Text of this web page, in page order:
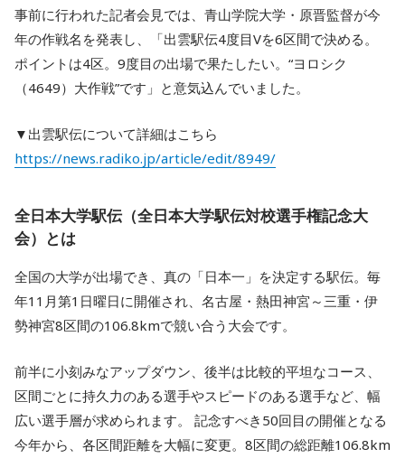
事前に行われた記者会見では、青山学院大学・原晋監督が今
年の作戦名を発表し、「出雲駅伝4度目Vを6区間で決める。
ポイントは4区。9度目の出場で果たしたい。“ヨロシク
（4649）大作戦”です」と意気込んでいました。
▼出雲駅伝について詳細はこちら
https://news.radiko.jp/article/edit/8949/
全日本大学駅伝（全日本大学駅伝対校選手権記念大
会）とは
全国の大学が出場でき、真の「日本一」を決定する駅伝。毎
年11月第1日曜日に開催され、名古屋・熱田神宮～三重・伊
勢神宮8区間の106.8kmで競い合う大会です。
前半に小刻みなアップダウン、後半は比較的平坦なコース、
区間ごとに持久力のある選手やスピードのある選手など、幅
広い選手層が求められます。 記念すべき50回目の開催となる
今年から、各区間距離を大幅に変更。8区間の総距離106.8km